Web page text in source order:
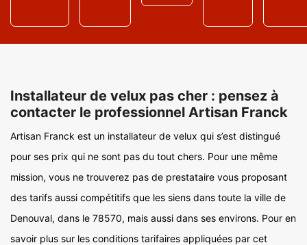
Installateur de velux pas cher : pensez à
contacter le professionnel Artisan Franck
Artisan Franck est un installateur de velux qui s’est distingué
pour ses prix qui ne sont pas du tout chers. Pour une même
mission, vous ne trouverez pas de prestataire vous proposant
des tarifs aussi compétitifs que les siens dans toute la ville de
Denouval, dans le 78570, mais aussi dans ses environs. Pour en
savoir plus sur les conditions tarifaires appliquées par cet